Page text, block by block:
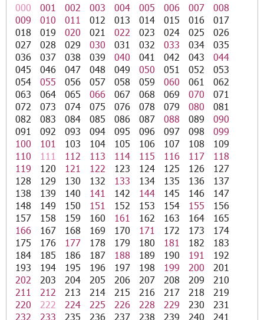
000
001 002 003 004 005 006 007
008
009
010 011 012 013 014 015 016
017
018
019 020 021 022 023 024 025
026
027
028 029 030 031 032 033 034
035
036
037 038 039 040 041 042 043
044
045
046 047 048 049 050 051 052
053
054
055 056 057 058 059 060 061
062
063
064 065 066 067 068 069 070
071
072
073 074 075 076 078 079 080
081
082
083 084 085 086 087 088 089
090
091
092 093 094 095 096 097 098
099
100
101 103 104 105 106 107 108
109
110
111 112 113 114 115 116 117
118
119
120 121 122 123 124 125 126
127
128
129 130 132 133 134 135 136
137
138
139 140 141 142 144 145 146
147
148
149 150 151 152 153 154 155
156
157
158 159 160 161 162 163 164
165
166
167 168 169 170 171 172 173
174
175
176 177 178 179 180 181 182
183
184
185 186 187 188 189 190 191
192
193
194 195 196 197 198 199 200
201
202
203 204 205 206 207 208 209
210
211
212 213 214 215 216 217 218
219
220
222 224 225 226 228 229 230
231
232
233 235 236 237 238 239 240
241